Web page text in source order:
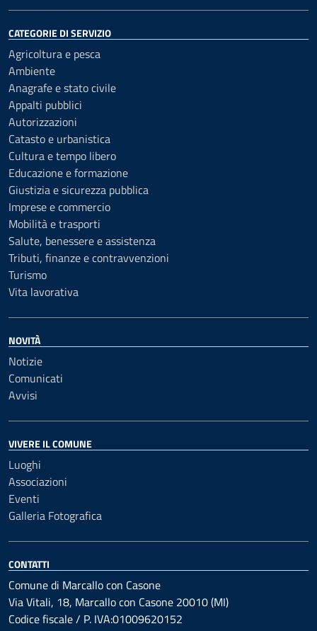
CATEGORIE DI SERVIZIO
Agricoltura e pesca
Ambiente
Anagrafe e stato civile
Appalti pubblici
Autorizzazioni
Catasto e urbanistica
Cultura e tempo libero
Educazione e formazione
Giustizia e sicurezza pubblica
Imprese e commercio
Mobilità e trasporti
Salute, benessere e assistenza
Tributi, finanze e contravvenzioni
Turismo
Vita lavorativa
NOVITÀ
Notizie
Comunicati
Avvisi
VIVERE IL COMUNE
Luoghi
Associazioni
Eventi
Galleria Fotografica
CONTATTI
Comune di Marcallo con Casone
Via Vitali, 18, Marcallo con Casone 20010 (MI)
Codice fiscale / P. IVA:01009620152